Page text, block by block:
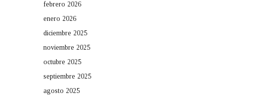
febrero 2026
enero 2026
diciembre 2025
noviembre 2025
octubre 2025
septiembre 2025
agosto 2025